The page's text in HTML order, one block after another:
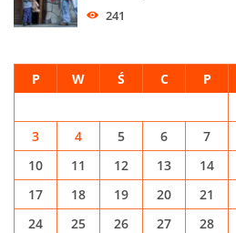
241
P W Ś C P
3
4 5 6 7
10
11 12 13 14
17
18 19 20 21
24
25 26 27 28